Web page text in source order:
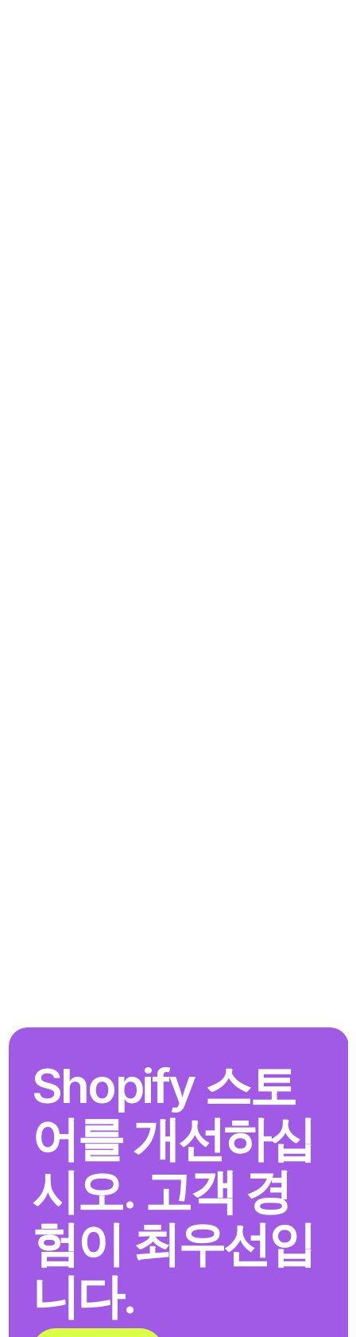
Shopify 스토
어를 개선하십
시오. 고객 경
험이 최우선입
니다.